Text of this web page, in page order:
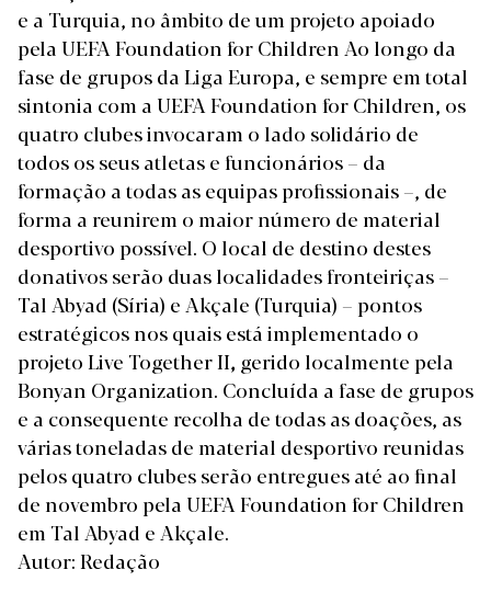
e a Turquia, no âmbito de um projeto apoiado
pela UEFA Foundation for Children Ao longo da
fase de grupos da Liga Europa, e sempre em total
sintonia com a UEFA Foundation for Children, os
quatro clubes invocaram o lado solidário de
todos os seus atletas e funcionários – da
formação a todas as equipas profissionais –, de
forma a reunirem o maior número de material
desportivo possível. O local de destino destes
donativos serão duas localidades fronteiriças –
Tal Abyad (Síria) e Akçale (Turquia) – pontos
estratégicos nos quais está implementado o
projeto Live Together II, gerido localmente pela
Bonyan Organization. Concluída a fase de grupos
e a consequente recolha de todas as doações, as
várias toneladas de material desportivo reunidas
pelos quatro clubes serão entregues até ao final
de novembro pela UEFA Foundation for Children
em Tal Abyad e Akçale.
Autor: Redação